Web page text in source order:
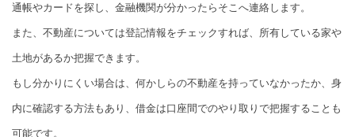
通帳やカードを探し、金融機関が分かったらそこへ連絡します。
また、不動産については登記情報をチェックすれば、所有している家や
土地があるか把握できます。
もし分かりにくい場合は、何かしらの不動産を持っていなかったか、身
内に確認する方法もあり、借金は口座間でのやり取りで把握することも
可能です。